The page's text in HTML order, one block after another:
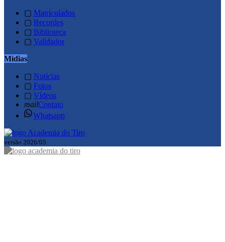
▢ Matriculados
▢ Recordes
▢ Biblioteca
▢ Validador
Mídias
▢ Notícias
▢ Fotos
▢ Vídeos
mailContato
Whatsapp
versão 2026/05